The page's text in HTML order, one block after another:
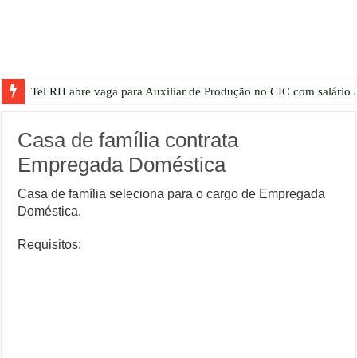
Tel RH abre vaga para Auxiliar de Produção no CIC com salário
Casa de família contrata
Empregada Doméstica
Casa de família seleciona para o cargo de Empregada
Doméstica.
Requisitos: